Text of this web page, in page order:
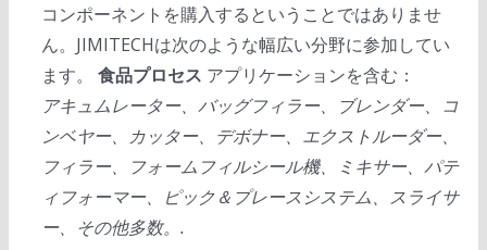
コンポーネントを購入するということではありませ
ん。JIMITECHは次のような幅広い分野に参加してい
ます。 食品プロセス アプリケーションを含む：
アキュムレーター、バッグフィラー、ブレンダー、コ
ンベヤー、カッター、デボナー、エクストルーダー、
フィラー、フォームフィルシール機、ミキサー、パテ
ィフォーマー、ピック＆プレースシステム、スライサ
ー、その他多数。.